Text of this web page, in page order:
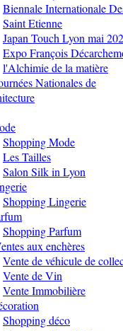
Biennale Internationale
Saint Etienne
Japan Touch Lyon mai
Expo François
l'Alchimie de la matière
Nationales de
Shopping Mode
Les Tailles
Salon Silk in Lyon
Shopping Lingerie
Shopping Parfum
aux enchères
Vente de véhicule de
Vente de Vin
Vente Immobilière
Shopping déco